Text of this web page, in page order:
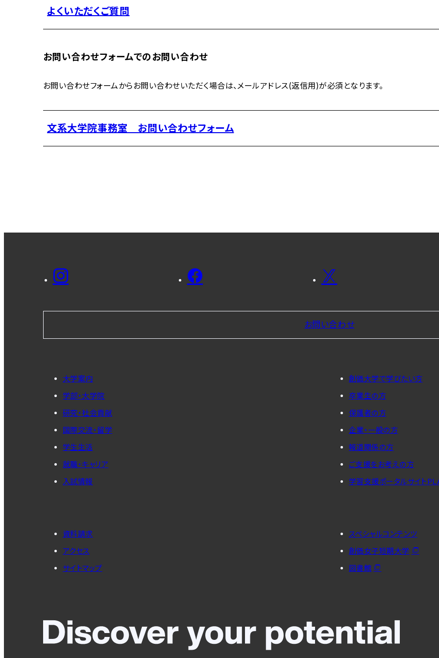
よくいただくご質問
お問い合わせフォームでのお問い合わせ
お問い合わせフォームからお問い合わせいただく場合は、メールアドレス(返信用)が必須となります。
文系大学院事務室 お問い合わせフォーム
お問い合わせ
大学案内
学部・大学院
研究・社会貢献
国際交流・留学
学生生活
就職・キャリア
入試情報
創価大学で学びたい方
卒業生の方
保護者の方
企業・一般の方
報道関係の方
ご支援をお考えの方
学習支援ポータルサイト
資料請求
アクセス
サイトマップ
スペシャルコンテンツ
創価女子短期大学
図書館